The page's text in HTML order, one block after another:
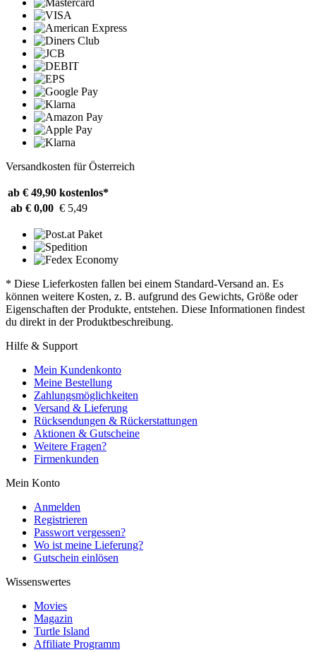
Versandkosten für Österreich
ab € 49,90 kostenlos*
ab € 0,00 € 5,49
* Diese Lieferkosten fallen bei einem Standard-Versand an. Es
können weitere Kosten, z. B. aufgrund des Gewichts, Größe oder
Eigenschaften der Produkte, entstehen. Diese Informationen findest
du direkt in der Produktbeschreibung.
Hilfe & Support
Mein Kundenkonto
Meine Bestellung
Zahlungsmöglichkeiten
Versand & Lieferung
Rücksendungen & Rückerstattungen
Aktionen & Gutscheine
Weitere Fragen?
Firmenkunden
Mein Konto
Anmelden
Registrieren
Passwort vergessen?
Wo ist meine Lieferung?
Gutschein einlösen
Wissenswertes
Movies
Magazin
Turtle Island
Affiliate Programm